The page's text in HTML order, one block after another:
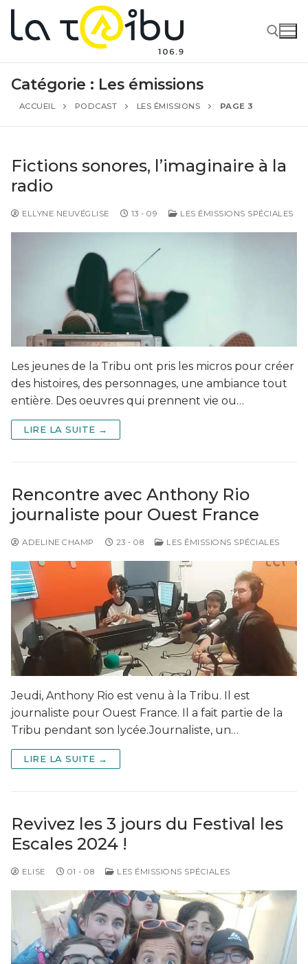
Catégorie : Les émissions
ACCUEIL PODCAST LES ÉMISSIONS PAGE 3
Fictions sonores, l’imaginaire à la
radio
ELLYNE NEUVÉGLISE 13 - 09 LES ÉMISSIONS SPÉCIALES
Les jeunes de la Tribu ont pris les micros pour créer
des histoires, des personnages, une ambiance tout
entière. Des oeuvres qui prennent vie ou…
LIRE LA SUITE →
Rencontre avec Anthony Rio
journaliste pour Ouest France
ADELINE CHAMP 23 - 08 LES ÉMISSIONS SPÉCIALES
Jeudi, Anthony Rio est venu à la Tribu. Il est
journaliste pour Ouest France. Il a fait partie de la
Tribu pendant son lycée.Journaliste, un…
LIRE LA SUITE →
Revivez les 3 jours du Festival les
Escales 2024 !
ELISE 01 - 08 LES ÉMISSIONS SPÉCIALES